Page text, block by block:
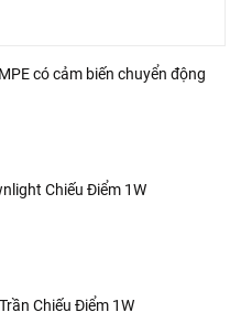
có cảm biến chuyển động
Chiếu Điểm 1W
Chiếu Điểm 1W